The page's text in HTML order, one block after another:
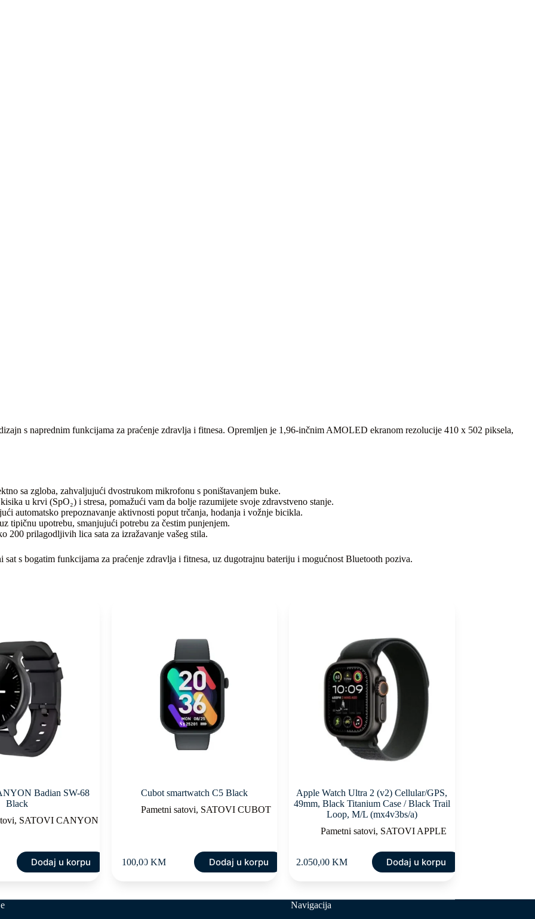
s naprednim funkcijama za praćenje zdravlja i fitnesa. Opremljen je 1,96-inčnim AMOLED ekranom rezolucije 410 x 502 piksela,
sa zgloba, zahvaljujući dvostrukom mikrofonu s poništavanjem buke.
u krvi (SpO₂) i stresa, pomažući vam da bolje razumijete svoje zdravstveno stanje.
automatsko prepoznavanje aktivnosti poput trčanja, hodanja i vožnje bicikla.
tipičnu upotrebu, smanjujući potrebu za čestim punjenjem.
prilagodljivih lica sata za izražavanje vašeg stila.
s bogatim funkcijama za praćenje zdravlja i fitnesa, uz dugotrajnu bateriju i mogućnost Bluetooth poziva.
Badian SW-68
Black
, SATOVI CANYON
Dodaj u korpu
Cubot smartwatch C5 Black
Pametni satovi, SATOVI CUBOT
100,00KM Dodaj u korpu
Apple Watch Ultra 2 (v2) Cellular/GPS,
49mm, Black Titanium Case / Black Trail
Loop, M/L (mx4v3bs/a)
Pametni satovi, SATOVI APPLE
2.050,00 KM Dodaj u korpu
Navigacija